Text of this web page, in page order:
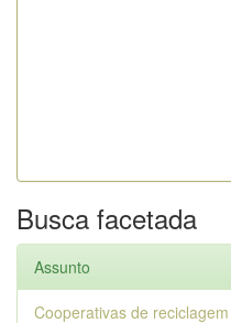
Busca facetada
Assunto
Cooperativas de reciclagem